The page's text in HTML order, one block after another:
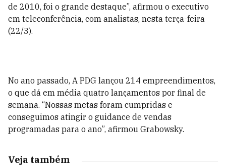
de 2010, foi o grande destaque”, afirmou o executivo
em teleconferência, com analistas, nesta terça-feira
(22/3).
No ano passado, A PDG lançou 214 empreendimentos,
o que dá em média quatro lançamentos por final de
semana. “Nossas metas foram cumpridas e
conseguimos atingir o guidance de vendas
programadas para o ano”, afirmou Grabowsky.
Veja também